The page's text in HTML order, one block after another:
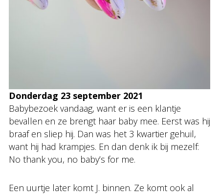
Donderdag 23 september 2021
Babybezoek vandaag, want er is een klantje
bevallen en ze brengt haar baby mee. Eerst was hij
braaf en sliep hij. Dan was het 3 kwartier gehuil,
want hij had krampjes. En dan denk ik bij mezelf:
No thank you, no baby’s for me.
Een uurtje later komt J. binnen. Ze komt ook al